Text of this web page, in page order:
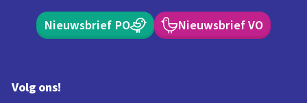
Nieuwsbrief PO Nieuwsbrief VO
Volg ons!